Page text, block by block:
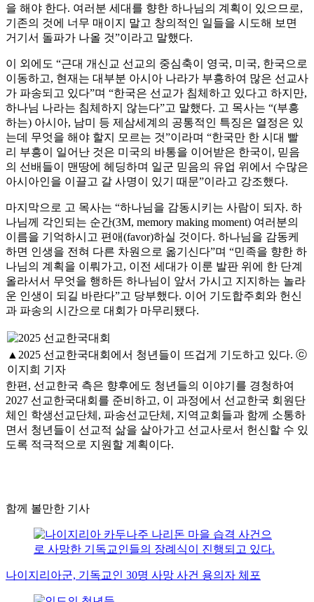
을 해야 한다. 여러분 세대를 향한 하나님의 계획이 있으므로,
기존의 것에 너무 매이지 말고 창의적인 일들을 시도해 보면
거기서 돌파가 나올 것”이라고 말했다.
이 외에도 “근대 개신교 선교의 중심축이 영국, 미국, 한국으로
이동하고, 현재는 대부분 아시아 나라가 부흥하여 많은 선교사
가 파송되고 있다”며 “한국은 선교가 침체하고 있다고 하지만,
하나님 나라는 침체하지 않는다”고 말했다. 고 목사는 “(부흥
하는) 아시아, 남미 등 제삼세계의 공통적인 특징은 열정은 있
는데 무엇을 해야 할지 모르는 것”이라며 “한국만 한 시대 빨
리 부흥이 일어난 것은 미국의 바통을 이어받은 한국이, 믿음
의 선배들이 맨땅에 헤딩하며 일군 믿음의 유업 위에서 수많은
아시아인을 이끌고 갈 사명이 있기 때문”이라고 강조했다.
마지막으로 고 목사는 “하나님을 감동시키는 사람이 되자. 하
나님께 각인되는 순간(3M, memory making moment) 여러분의
이름을 기억하시고 편애(favor)하실 것이다. 하나님을 감동케
하면 인생을 전혀 다른 차원으로 옮기신다”며 “민족을 향한 하
나님의 계획을 이뤄가고, 이전 세대가 이룬 발판 위에 한 단계
올라서서 무엇을 행하든 하나님이 앞서 가시고 지지하는 놀라
운 인생이 되길 바란다”고 당부했다. 이어 기도합주회와 헌신
과 파송의 시간으로 대회가 마무리됐다.
▲2025 선교한국대회에서 청년들이 뜨겁게 기도하고 있다. ⓒ
이지희 기자
한편, 선교한국 측은 향후에도 청년들의 이야기를 경청하여
2027 선교한국대회를 준비하고, 이 과정에서 선교한국 회원단
체인 학생선교단체, 파송선교단체, 지역교회들과 함께 소통하
면서 청년들이 선교적 삶을 살아가고 선교사로서 헌신할 수 있
도록 적극적으로 지원할 계획이다.
함께 볼만한 기사
나이지리아군, 기독교인 30명 사망 사건 용의자 체포